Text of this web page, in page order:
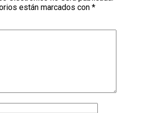
están marcados con *